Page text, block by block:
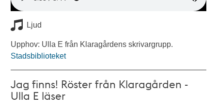
Ljud
Upphov: Ulla E från Klaragårdens skrivargrupp.
Stadsbiblioteket
Jag finns! Röster från Klaragården -
Ulla E läser